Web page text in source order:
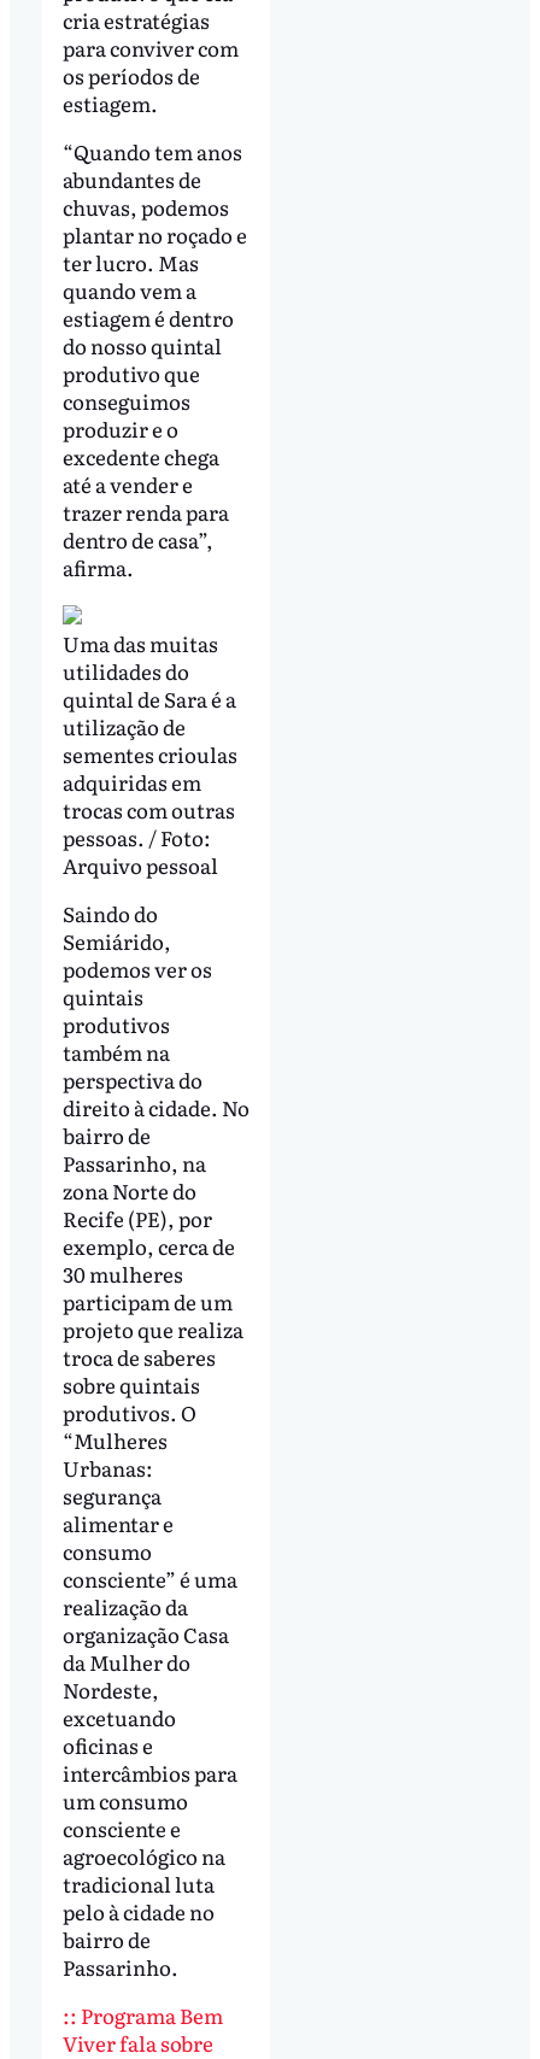
cria estratégias
para conviver com
os períodos de
estiagem.
“Quando tem anos
abundantes de
chuvas, podemos
plantar no roçado e
ter lucro. Mas
quando vem a
estiagem é dentro
do nosso quintal
produtivo que
conseguimos
produzir e o
excedente chega
até a vender e
trazer renda para
dentro de casa”,
afirma.
Uma das muitas
utilidades do
quintal de Sara é a
utilização de
sementes crioulas
adquiridas em
trocas com outras
pessoas. / Foto:
Arquivo pessoal
Saindo do
Semiárido,
podemos ver os
quintais
produtivos
também na
perspectiva do
direito à cidade. No
bairro de
Passarinho, na
zona Norte do
Recife (PE), por
exemplo, cerca de
30 mulheres
participam de um
projeto que realiza
troca de saberes
sobre quintais
produtivos. O
“Mulheres
Urbanas:
segurança
alimentar e
consumo
consciente” é uma
realização da
organização Casa
da Mulher do
Nordeste,
excetuando
oficinas e
intercâmbios para
um consumo
consciente e
agroecológico na
tradicional luta
pelo à cidade no
bairro de
Passarinho.
:: Programa Bem
Viver fala sobre